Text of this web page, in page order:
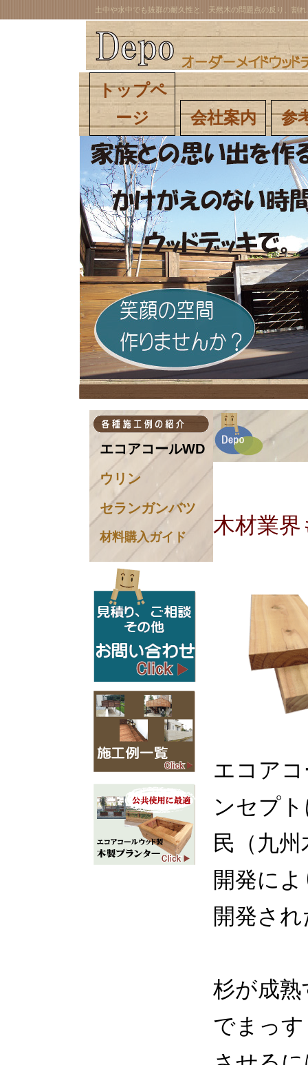
土中や水中でも抜群の耐久性と、天然木の問題点の反り、割
トップペ
ージ
会社案内 参
木材業
エコア
ンセプ
民（九
開発に
開発さ
杉が成
でまっ
エコアコールWD
ウリン
セランガンバツ
材料購入ガイド